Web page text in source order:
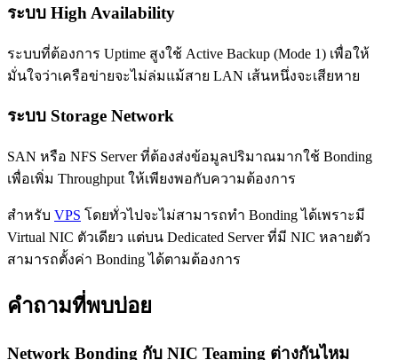
ระบบ High Availability
ระบบที่ต้องการ Uptime สูงใช้ Active Backup (Mode 1) เพื่อให้
มั่นใจว่าเครือข่ายจะไม่ล่มแม้สาย LAN เส้นหนึ่งจะเสียหาย
ระบบ Storage Network
SAN หรือ NFS Server ที่ต้องส่งข้อมูลปริมาณมากใช้ Bonding
เพื่อเพิ่ม Throughput ให้เพียงพอกับความต้องการ
สำหรับ VPS โดยทั่วไปจะไม่สามารถทำ Bonding ได้เพราะมี
Virtual NIC ตัวเดียว แต่บน Dedicated Server ที่มี NIC หลายตัว
สามารถตั้งค่า Bonding ได้ตามต้องการ
คำถามที่พบบ่อย
Network Bonding กับ NIC Teaming ต่างกันไหม